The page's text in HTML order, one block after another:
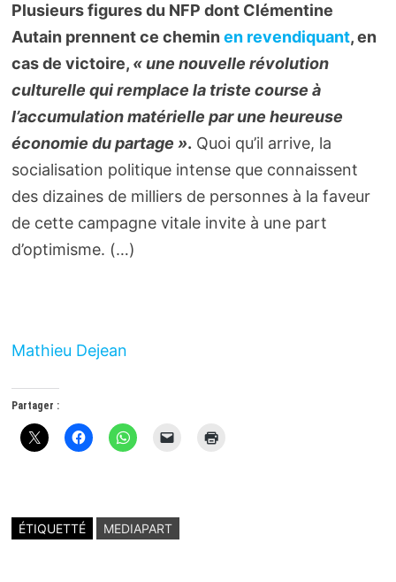
Plusieurs figures du NFP dont Clémentine
Autain prennent ce chemin en revendiquant, en
cas de victoire, « une nouvelle révolution
culturelle qui remplace la triste course à
l’accumulation matérielle par une heureuse
économie du partage ». Quoi qu’il arrive, la
socialisation politique intense que connaissent
des dizaines de milliers de personnes à la faveur
de cette campagne vitale invite à une part
d’optimisme. (…)
Mathieu Dejean
Partager :
ÉTIQUETTÉ MEDIAPART